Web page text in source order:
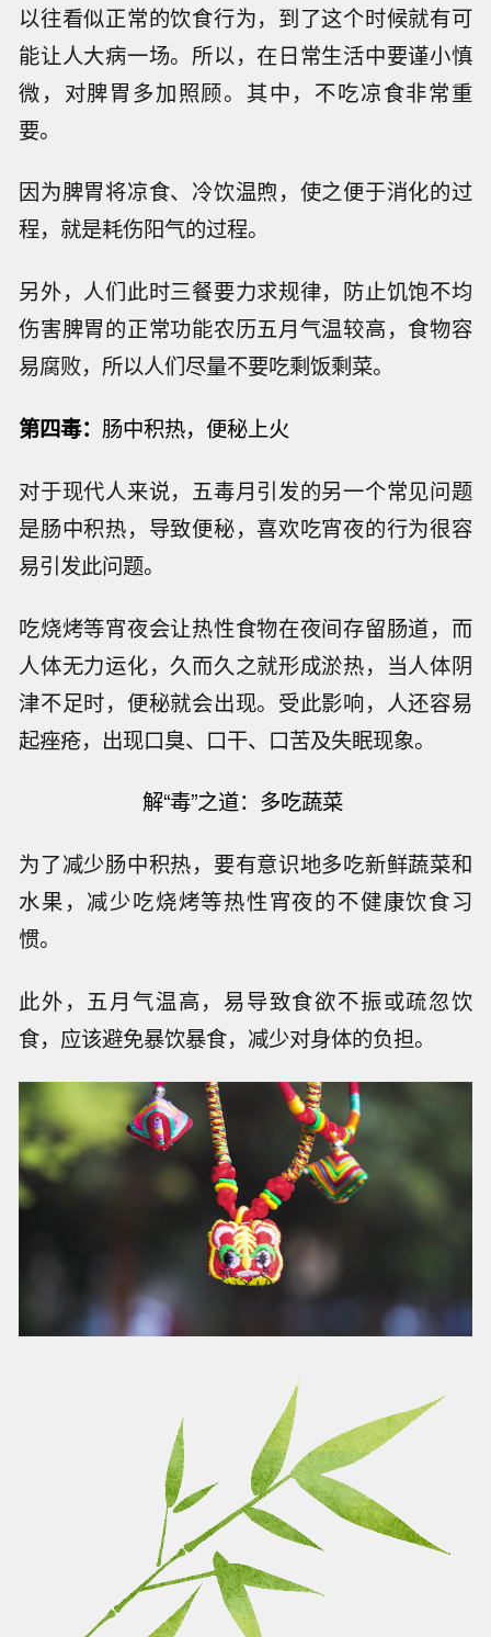
以往看似正常的饮食行为，到了这个时候就有可
能让人大病一场。所以，在日常生活中要谨小慎
微，对脾胃多加照顾。其中，不吃凉食非常重
要。
因为脾胃将凉食、冷饮温煦，使之便于消化的过
程，就是耗伤阳气的过程。
另外，人们此时三餐要力求规律，防止饥饱不均
伤害脾胃的正常功能农历五月气温较高，食物容
易腐败，所以人们尽量不要吃剩饭剩菜。
第四毒： 肠中积热，便秘上火
对于现代人来说，五毒月引发的另一个常见问题
是肠中积热，导致便秘，喜欢吃宵夜的行为很容
易引发此问题。
吃烧烤等宵夜会让热性食物在夜间存留肠道，而
人体无力运化，久而久之就形成淤热，当人体阴
津不足时，便秘就会出现。受此影响，人还容易
起痤疮，出现口臭、口干、口苦及失眠现象。
解“毒”之道： 多吃蔬菜
为了减少肠中积热，要有意识地多吃新鲜蔬菜和
水果，减少吃烧烤等热性宵夜的不健康饮食习
惯。
此外，五月气温高，易导致食欲不振或疏忽饮
食，应该避免暴饮暴食，减少对身体的负担。